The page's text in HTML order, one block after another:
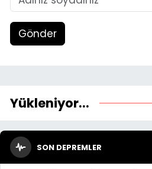
Gönder
Yükleniyor...
SON DEPREMLER